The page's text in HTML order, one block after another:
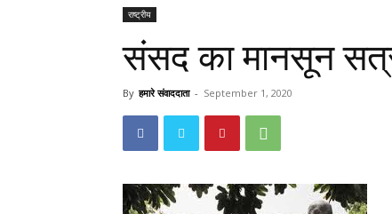
राष्ट्रीय
संसद का मानसून
By हमारे संवाददाता - September 1, 2020